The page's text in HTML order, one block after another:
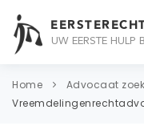
UW EERSTE HULP
ONDERWERPEN
Home Advocaat